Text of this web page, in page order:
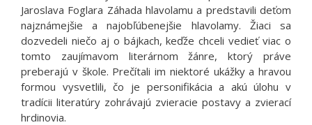
Jaroslava Foglara Záhada hlavolamu a predstavili deťom
najznámejšie a najobľúbenejšie hlavolamy. Žiaci sa
dozvedeli niečo aj o bájkach, keďže chceli vedieť viac o
tomto zaujímavom literárnom žánre, ktorý práve
preberajú v škole. Prečítali im niektoré ukážky a hravou
formou vysvetlili, čo je personifikácia a akú úlohu v
tradícii literatúry zohrávajú zvieracie postavy a zvierací
hrdinovia.